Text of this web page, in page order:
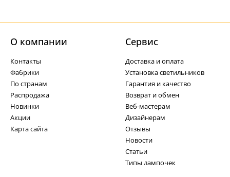
О компании
Контакты
Фабрики
По странам
Распродажа
Новинки
Акции
Карта сайта
Cервис
Доставка и оплата
Установка светильников
Гарантия и качество
Возврат и обмен
Веб-мастерам
Дизайнерам
Отзывы
Новости
Статьи
Типы лампочек